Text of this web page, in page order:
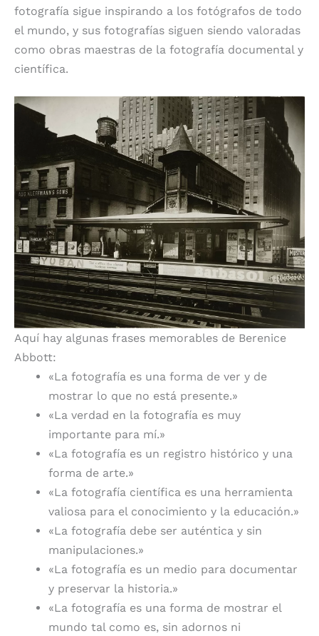
fotografía sigue inspirando a los fotógrafos de todo
el mundo, y sus fotografías siguen siendo valoradas
como obras maestras de la fotografía documental y
científica.
Aquí hay algunas frases memorables de Berenice
Abbott:
«La fotografía es una forma de ver y de
mostrar lo que no está presente.»
«La verdad en la fotografía es muy
importante para mí.»
«La fotografía es un registro histórico y una
forma de arte.»
«La fotografía científica es una herramienta
valiosa para el conocimiento y la educación.»
«La fotografía debe ser auténtica y sin
manipulaciones.»
«La fotografía es un medio para documentar
y preservar la historia.»
«La fotografía es una forma de mostrar el
mundo tal como es, sin adornos ni